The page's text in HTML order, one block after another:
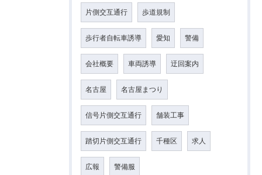
片側交互通行 歩道規制
歩行者自転車誘導 愛知 警備
会社概要 車両誘導 迂回案内
名古屋 名古屋まつり
信号片側交互通行 舗装工事
踏切片側交互通行 千種区 求人
広報 警備服